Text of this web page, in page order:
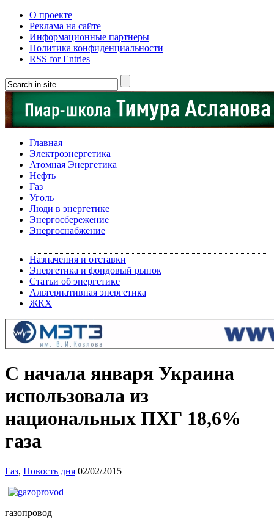
О проекте
Реклама на сайте
Информационные партнеры
Политика конфиденциальности
RSS for Entries
Главная
Электроэнергетика
Атомная Энергетика
Нефть
Газ
Уголь
Люди в энергетике
Энергосбережение
Энергоснабжение
Назначения и отставки
Энергетика и фондовый рынок
Статьи об энергетике
Альтернативная энергетика
ЖКХ
C начала января Украина
использовала из
национальных ПХГ 18,6%
газа
Газ, Новость дня 02/02/2015
газопровод